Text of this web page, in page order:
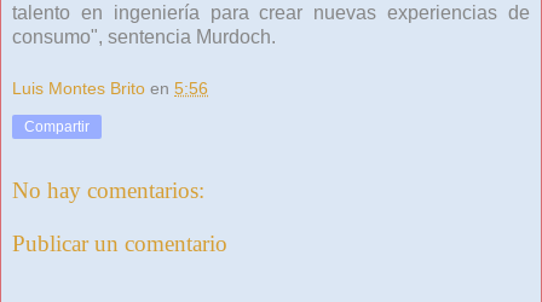
talento en ingeniería para crear nuevas experiencias de
consumo", sentencia Murdoch.
Luis Montes Brito en 5:56
Compartir
No hay comentarios:
Publicar un comentario